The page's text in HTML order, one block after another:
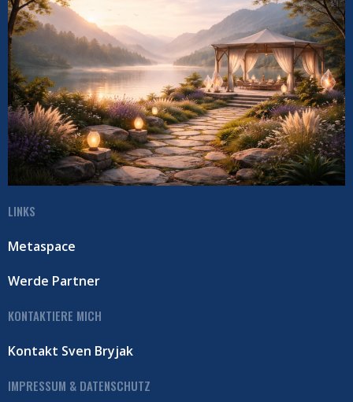
LINKS
Metaspace
Werde Partner
KONTAKTIERE MICH
Kontakt Sven Bryjak
IMPRESSUM & DATENSCHUTZ